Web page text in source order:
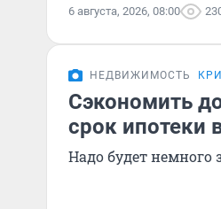
6 августа, 2026, 08:00
НЕДВИЖИМОСТЬ
Сэкономить
срок ипотеки
Надо будет немного